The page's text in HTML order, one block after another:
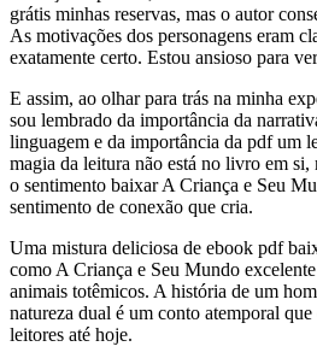
grátis minhas reservas, mas o autor
As motivações dos personagens eram
exatamente certo. Estou ansioso para
E assim, ao olhar para trás na minha
sou lembrado da importância da
linguagem e da importância da pdf um
magia da leitura não está no livro em si,
o sentimento baixar A Criança e Seu
sentimento de conexão que cria.
Uma mistura deliciosa de ebook pdf
como A Criança e Seu Mundo
animais totêmicos. A história de um
natureza dual é um conto atemporal
leitores até hoje.